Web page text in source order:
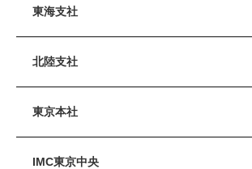
東海支社
北陸支社
東京本社
IMC東京中央